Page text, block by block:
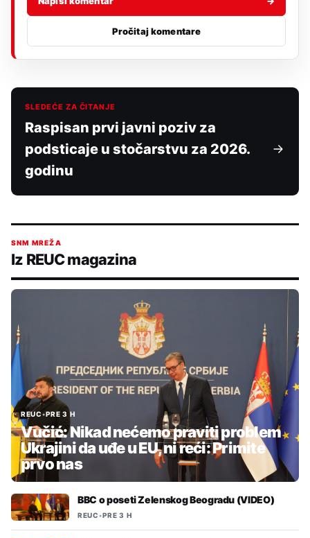
Pročitaj komentare
SLEDEĆE ZA ČITANJE
Raspisan prvi javni poziv za
podsticaje u stočarstvu za 2026.
godinu
SNM MREŽA
Iz REUC magazina
REUC•PRE 3 H
Vučić: Nikad nećemo praviti problem
Ukrajini da uđe u EU, ni reći: Primite
prvo nas
BBC o poseti Zelenskog Beogradu (VIDEO)
REUC•PRE 3 H